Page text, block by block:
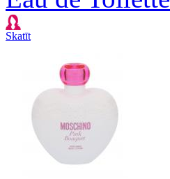
Skatīt